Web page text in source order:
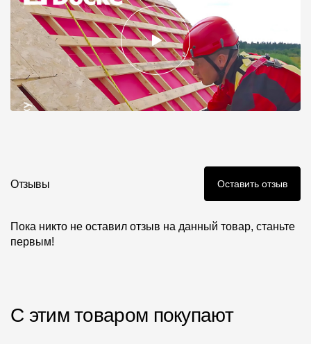
Отзывы Оставить отзыв
Пока никто не оставил отзыв на данный товар, станьте
первым!
С этим товаром покупают